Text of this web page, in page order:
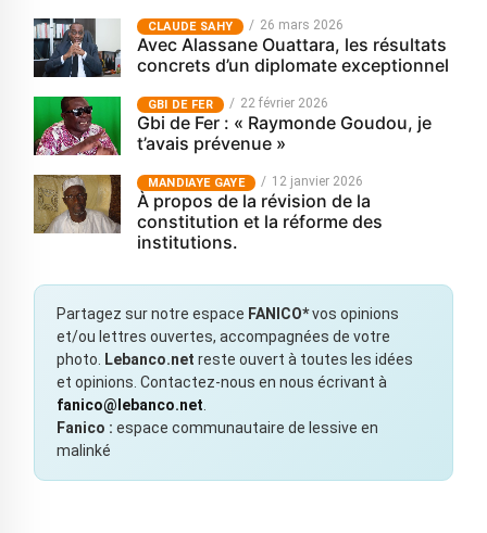
CLAUDE SAHY 26 mars 2026
Avec Alassane Ouattara, les résultats
concrets d’un diplomate exceptionnel
GBI DE FER 22 février 2026
Gbi de Fer : « Raymonde Goudou, je
t’avais prévenue »
MANDIAYE GAYE 12 janvier 2026
À propos de la révision de la
constitution et la réforme des
institutions.
Partagez sur notre espace FANICO*vos opinions
et/ou lettres ouvertes, accompagnées de votre
photo.
Lebanco.net reste ouvert à toutes les idées
et opinions. Contactez-nous en nous écrivant à
fanico@lebanco.net
Fanico : espace communautaire de lessive en
malinké